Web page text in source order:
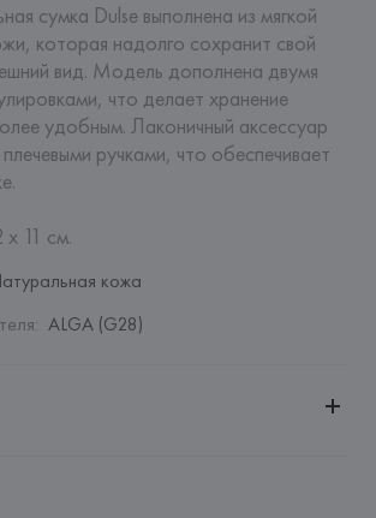
сумка Dulse выполнена из мягкой
которая надолго сохранит свой
вид. Модель дополнена двумя
что делает хранение
удобным. Лаконичный аксессуар
ручками, что обеспечивает
11 см.
кожа
: ALGA (G28)